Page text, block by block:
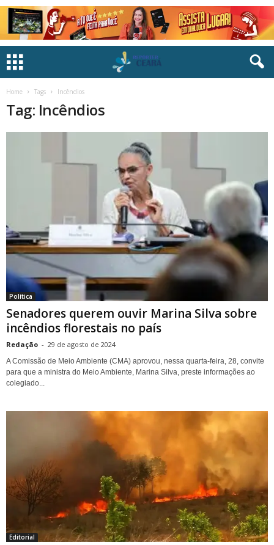
Home Tags Incêndios
Tag: Incêndios
Política
Senadores querem ouvir Marina Silva sobre
incêndios florestais no país
Redação - 29 de agosto de 2024
A Comissão de Meio Ambiente (CMA) aprovou, nessa quarta-feira, 28, convite
para que a ministra do Meio Ambiente, Marina Silva, preste informações ao
colegiado...
Editorial